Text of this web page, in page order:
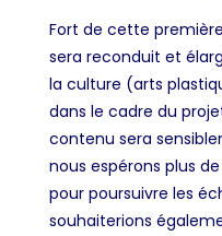
Fort de cette
sera reconduit et
la culture (arts
dans le cadre du
contenu sera
nous espérons plus
pour poursuivre les
souhaiterions